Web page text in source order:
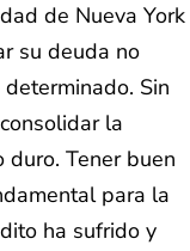
de Nueva York
su deuda no
Sin
la
Tener buen
para la
ha sufrido y